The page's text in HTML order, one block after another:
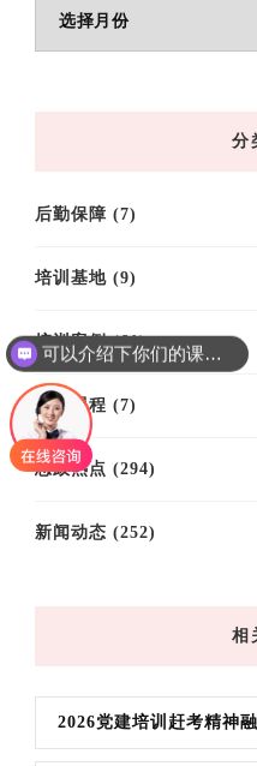
章
分
后勤保障 (7)
培训基地 (9)
培训案例(61)
培训课程 (7)
思政热点 (294)
新闻动态 (252)
相
2026党建培训赶考精神
可以介绍下你们的课程吗？